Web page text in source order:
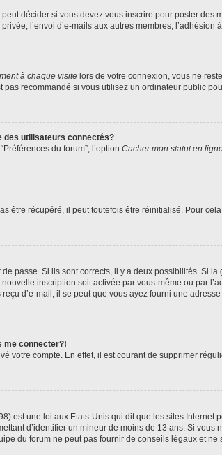
décider si vous devez vous inscrire pour poster
l’envoi d’e-mails aux autres membres,
à chaque visite lors de votre connexion, vous ne
pas recommandé si vous utilisez un ordinateur public
des utilisateurs connectés?
du forum”, l’option Cacher mon statut en
être récupéré, il peut toutefois être réinitialisé. Pour
passe. Si ils sont corrects, il y a deux possibilités. Si
inscription soit activée par vous-même ou par
d’e-mail, il se peut que vous ayez fourni une
me connecter?!
votre compte. En effet, il est courant de supprimer
est une loi aux Etats-Unis qui dit que les sites Internet
d’identifier un mineur de moins de 13 ans. Si
du forum ne peut pas fournir de conseils légaux et